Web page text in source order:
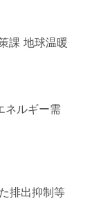
課 地球温暖
ネルギー需
排出抑制等